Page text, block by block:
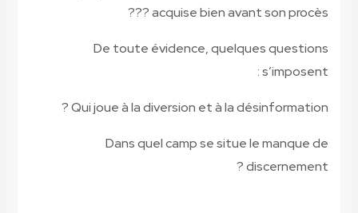
acquise bien
De toute évidence,
Qui joue à la diversion et à la
Dans quel camp se